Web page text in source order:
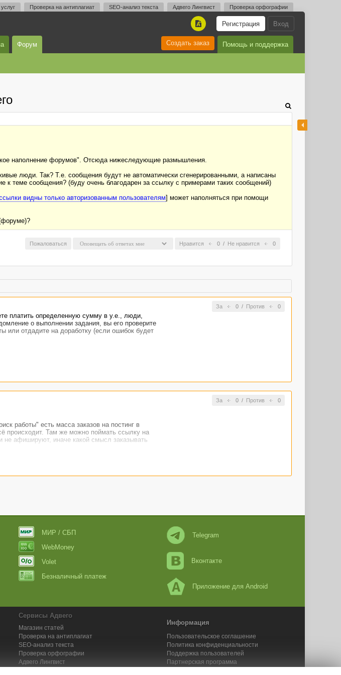
услуг Проверка на антиплагиат SEO-анализ текста Адвего Лингвист Проверка орфографии
Вход
Регистрация
A
Форум Помощь и поддержка
Создать заказ
наполнение форумов". Отсюда нижеследующие размышления.
люди. Так? Т.е. сообщения будут не автоматически сгенерированными, а написаны
теме сообщения? (буду очень благодарен за ссылку с примерами таких сообщений)
видны только авторизованным пользователям] может наполняться при помощи
Нравится 0 / Не нравится 0
Пожаловаться
За 0/ Против 0
платить определенную сумму в у.е., люди,
о выполнении задания, вы его проверите
или отдадите на доработку (если ошибок будет
За 0/ Против 0
работы" есть масса заказов на постинг в
происходит. Там же можно поймать ссылку на
афишируют, иначе какой смысл заказывать
но и статьи, новости, обзоры.
автоматически публиковать статьи, то есть
в XML формате.
взявший работу, отправит вам на её на
ли ошибки и, действительно ли, он
авторов, если пожелаете, и вам уже не
они, как правило, очень загружены.
МИР / СБП
WebMoney
Volet
Безналичный платеж
Telegram
Вконтакте
Приложение для Android
Сервисы Адвего
Магазин статей
Проверка на антиплагиат
SEO-анализ текста
Проверка орфографии
Адвего Лингвист
Информация
Пользовательское соглашение
Политика конфиденциальности
Поддержка пользователей
Партнерская программа